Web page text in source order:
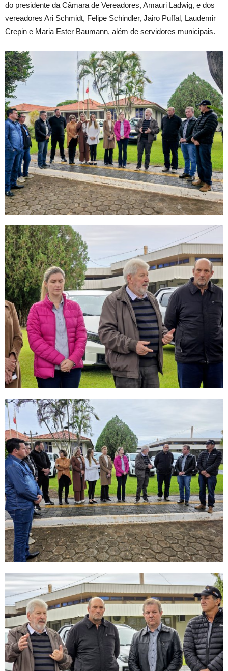
do presidente da Câmara de Vereadores, Amauri Ladwig, e dos
vereadores Ari Schmidt, Felipe Schindler, Jairo Puffal, Laudemir
Crepin e Maria Ester Baumann, além de servidores municipais.